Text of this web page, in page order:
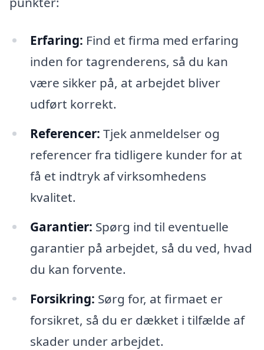
Erfaring: Find et firma med erfaring
inden for tagrenderens, så du kan
være sikker på, at arbejdet bliver
udført korrekt.
Referencer: Tjek anmeldelser og
referencer fra tidligere kunder for at
få et indtryk af virksomhedens
kvalitet.
Garantier: Spørg ind til eventuelle
garantier på arbejdet, så du ved, hvad
du kan forvente.
Forsikring: Sørg for, at firmaet er
forsikret, så du er dækket i tilfælde af
skader under arbejdet.